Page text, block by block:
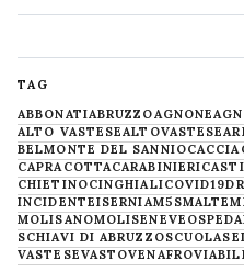
TAG
ABBONATIABRUZZOAGNONE
ALTO VASTESEALTOVASTESE
BELMONTE DEL SANNIOCACCIA
CAPRACOTTACARABINIERI
CHIETINOCINGHIALICOVID19
INCIDENTEISERNIAM5S
MOLISANOMOLISENEVE
SCHIAVI DI ABRUZZOSCUOLA
VASTESEVASTOVENAFRO